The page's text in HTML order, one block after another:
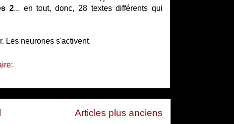
2... en tout, donc, 28 textes différents qui
Les neurones s'activent.
Articles plus anciens